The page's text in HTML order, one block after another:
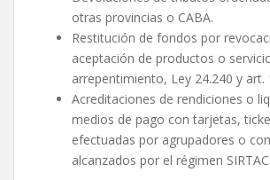
otras provincias o CABA.
Restitución de fondos por
aceptación de productos o
arrepentimiento, Ley 24.240 y art.
Acreditaciones de rendiciones o
medios de pago con tarjetas,
efectuadas por agrupadores o
alcanzados por el régimen SIRTAC.